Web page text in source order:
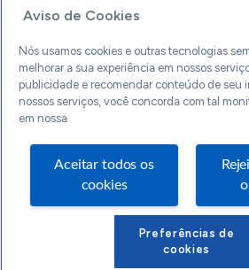
Aviso de Cookies
Nós usamos cookies e outras tecnologias
melhorar a sua experiência em nossos
publicidade e recomendar conteúdo de seu
nossos serviços, você concorda com tal
em nossa
Aceitar todos os
cookies
Preferências de
cookies